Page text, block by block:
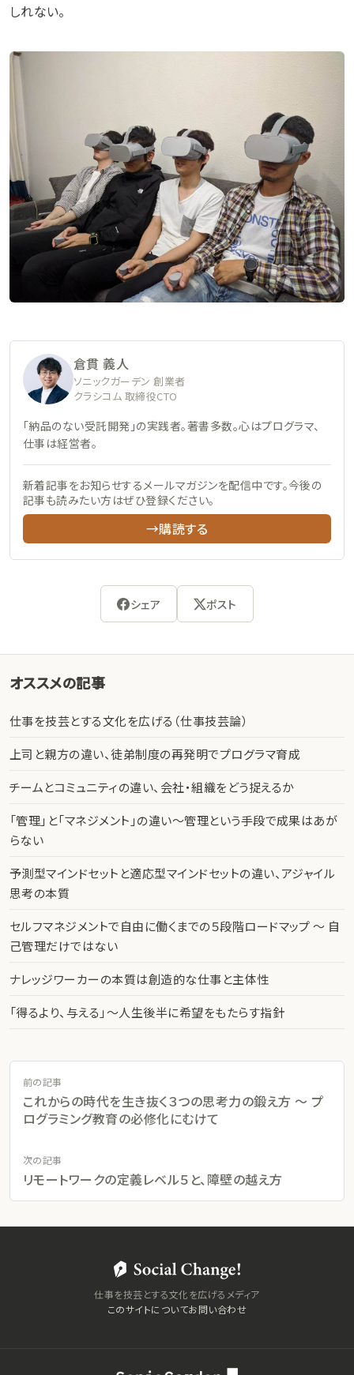
しれない。
倉貫 義人
ソニックガーデン 創業者
クラシコム 取締役CTO
「納品のない受託開発」の実践者。著書多数。心はプログラマ、
仕事は経営者。
新着記事をお知らせするメールマガジンを配信中です。今後の
記事も読みたい方はぜひ登録ください。
→購読する
シェア ポスト
オススメの記事
仕事を技芸とする文化を広げる（仕事技芸論）
上司と親方の違い、徒弟制度の再発明でプログラマ育成
チームとコミュニティの違い、会社・組織をどう捉えるか
「管理」と「マネジメント」の違い〜管理という手段で成果はあが
らない
予測型マインドセットと適応型マインドセットの違い、アジャイル
思考の本質
セルフマネジメントで自由に働くまでの５段階ロードマップ 〜 自
己管理だけではない
ナレッジワーカーの本質は創造的な仕事と主体性
「得るより、与える」〜人生後半に希望をもたらす指針
前の記事
これからの時代を生き抜く３つの思考力の鍛え方 〜 プ
ログラミング教育の必修化にむけて
次の記事
リモートワークの定義レベル５と、障壁の越え方
仕事を技芸とする文化を広げるメディア
このサイトについてお問い合わせ